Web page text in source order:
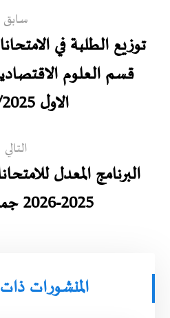
سابق
توزيع الطلبة في
قسم العلوم
الاول 2026/2025
التالي
البرنامج المعدل
2025-2026 جميع الشعب
المنشورات